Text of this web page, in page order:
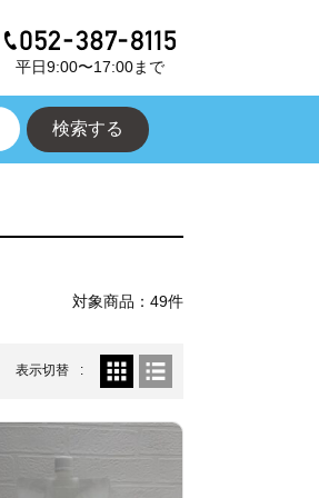
平日9:00〜17:00まで
対象商品：49件
表示切替